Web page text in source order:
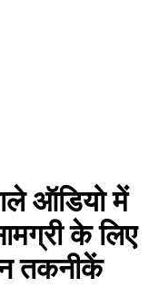
ऑडियो में
के लिए
तकनीकें